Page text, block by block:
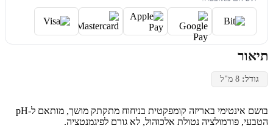
תיאור
גודל:
בושם אינטימי באריזה קומפקטית בניחוח מתקתק מושך, מותאם ל-pH
הטבעי, פורמולציה נטולת אלכוהול, לא גורם לפיגמנטציה.